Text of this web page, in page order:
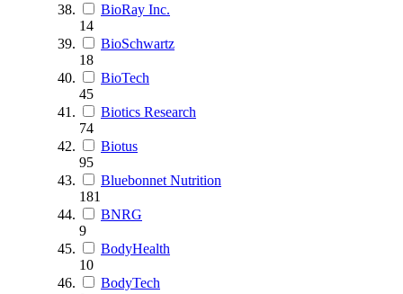
BioRay Inc.
14
BioSchwartz
18
BioTech
45
Biotics Research
74
Biotus
95
Bluebonnet Nutrition
181
BNRG
9
BodyHealth
10
BodyTech